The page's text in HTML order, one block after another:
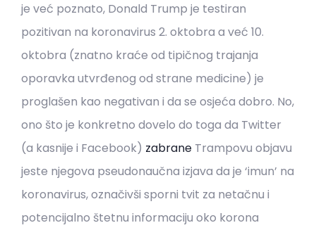
je već poznato, Donald Trump je testiran
pozitivan na koronavirus 2. oktobra a već 10.
oktobra (znatno kraće od tipičnog trajanja
oporavka utvrđenog od strane medicine) je
proglašen kao negativan i da se osjeća dobro. No,
ono što je konkretno dovelo do toga da Twitter
(a kasnije i Facebook) zabrane Trampovu objavu
jeste njegova pseudonaučna izjava da je ‘imun’ na
koronavirus, označivši sporni tvit za netačnu i
potencijalno štetnu informaciju oko korona